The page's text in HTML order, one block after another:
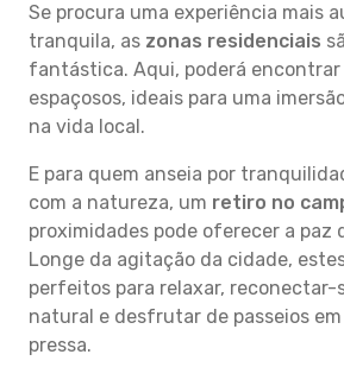
Se procura uma experiência mais
tranquila, as zonas residenciais
fantástica. Aqui, poderá
espaçosos, ideais para uma
na vida local.
E para quem anseia por
com a natureza, um retiro no
proximidades pode oferecer a paz
Longe da agitação da cidade,
perfeitos para relaxar, reconectar-
natural e desfrutar de passeios
pressa.